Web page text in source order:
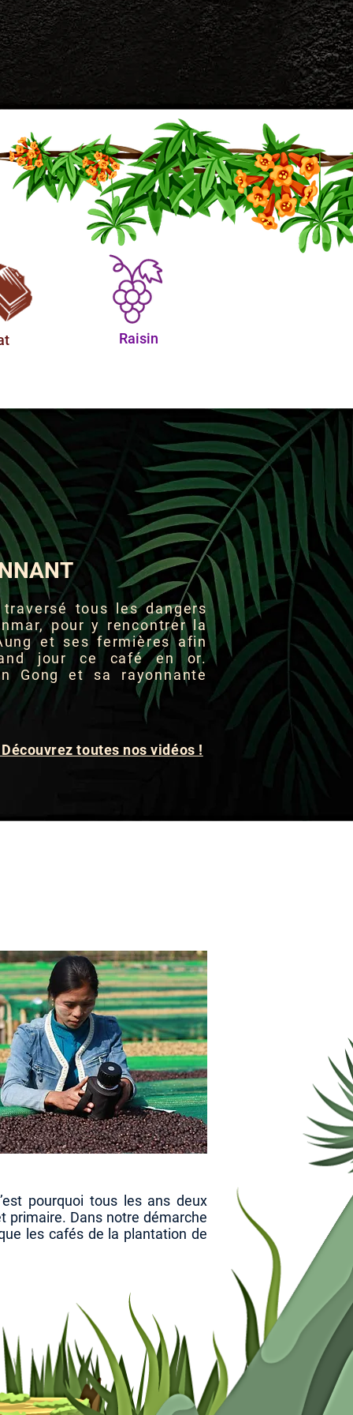
Raisin
tous les dangers
pour y rencontrer la
et ses fermières afin
jour ce café en or.
Gong et sa rayonnante
Découvrez toutes nos vidéos !
pourquoi tous les ans deux
primaire. Dans notre démarche
les cafés de la plantation de